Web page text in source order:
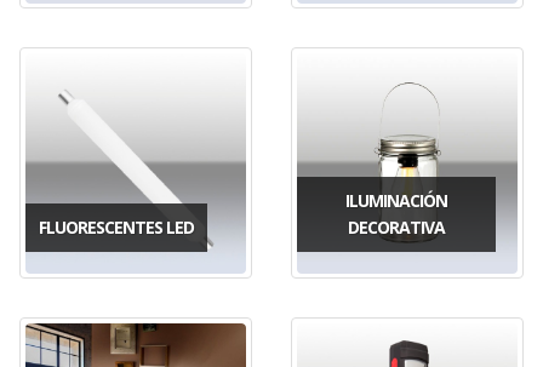
FLUORESCENTES LED
ILUMINACIÓN
DECORATIVA